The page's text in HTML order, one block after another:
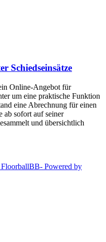
Schiedseinsätze
Online-Angebot für
um eine praktische Funktion
eine Abrechnung für einen
ab sofort auf seiner
und übersichtlich